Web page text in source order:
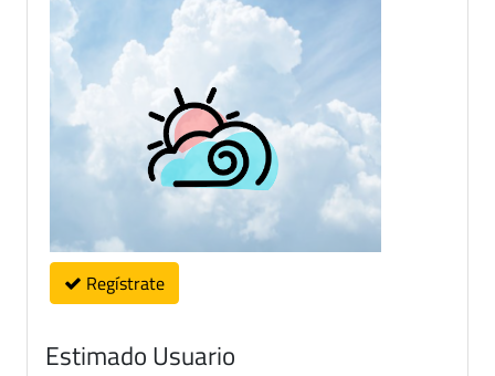
Regístrate
Estimado Usuario